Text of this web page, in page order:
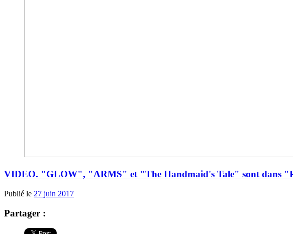
VIDEO. "GLOW", "ARMS" et "The Handmaid's Tale" sont dans
Publié le 27 juin 2017
Partager :